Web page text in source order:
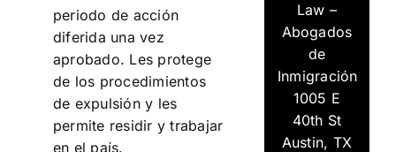
periodo de acción
diferida una vez
aprobado. Les protege
de los procedimientos
de expulsión y les
permite residir y trabajar
en el país.
Law –
Abogados
de
Inmigración
1005 E
40th St
Austin, TX